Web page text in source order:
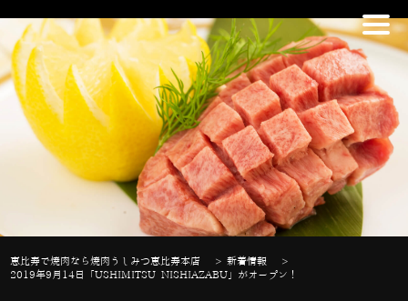
恵比寿で焼肉なら焼肉うしみつ恵比寿本店 >新着情報
>
2019年9月14日「USHIMITSU NISHIAZABU」がオープン！